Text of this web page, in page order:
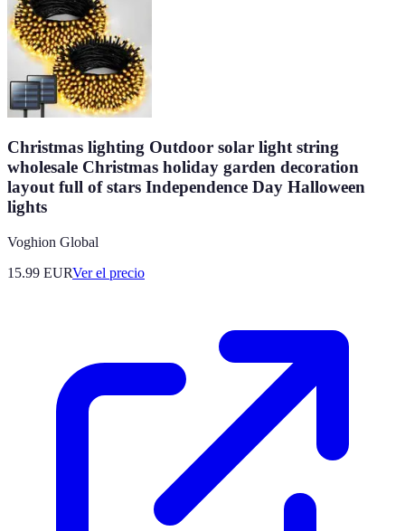
Christmas lighting Outdoor solar light string
wholesale Christmas holiday garden decoration
layout full of stars Independence Day Halloween
lights
Voghion Global
15.99 EURVer el precio